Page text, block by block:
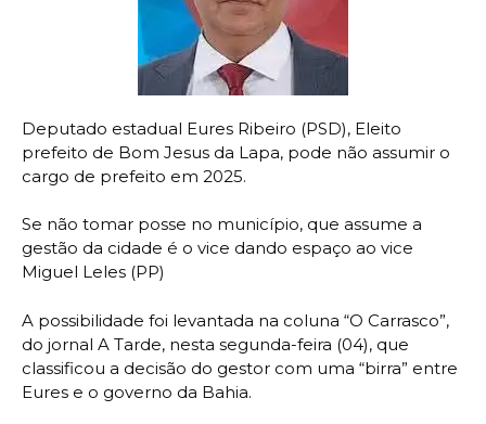
Deputado estadual Eures Ribeiro (PSD), Eleito
prefeito de Bom Jesus da Lapa, pode não assumir o
cargo de prefeito em 2025.
Se não tomar posse no município, que assume a
gestão da cidade é o vice dando espaço ao vice
Miguel Leles (PP)
A possibilidade foi levantada na coluna “O Carrasco”,
do jornal A Tarde, nesta segunda-feira (04), que
classificou a decisão do gestor com uma “birra” entre
Eures e o governo da Bahia.